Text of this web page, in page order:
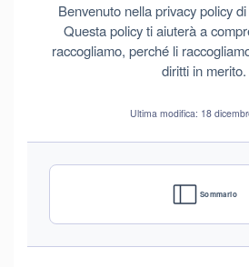
Benvenuto nella privacy policy
Questa policy ti aiuterà a
raccogliamo, perché li
diritti in merito.
Ultima modifica: 18
Sommario